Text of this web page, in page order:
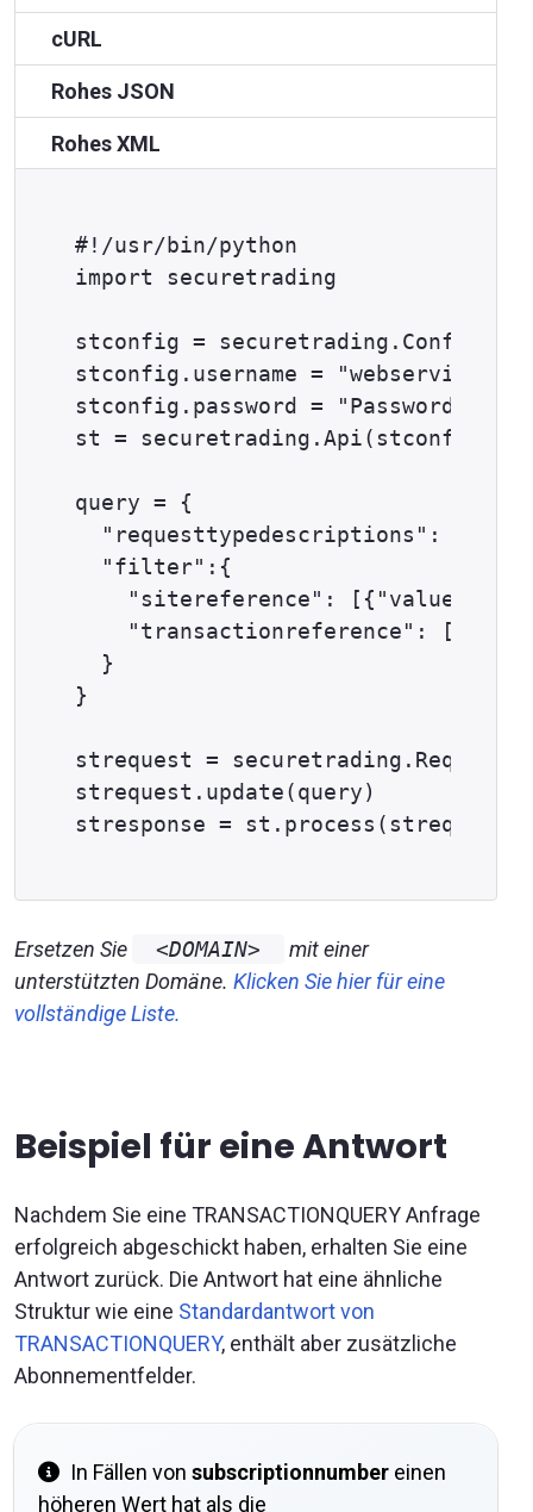
cURL
Rohes JSON
Rohes XML
#!/usr/bin/python
import securetrading
stconfig = securetrading.Config()
stconfig.username =
stconfig.password = "Password1^"
st = securetrading.Api(stconfig)
query = {
"requesttypedescriptions":
  "filter":{
"sitereference":
"transactionreference":
  }
}
strequest = securetrading.Request()
strequest.update(query)
Ersetzen Sie <DOMAIN>
mit einer
unterstützten Domäne. Klicken Sie hier für eine
vollständige Liste.
Beispiel für eine Antwort
Nachdem Sie eine TRANSACTIONQUERY Anfrage
erfolgreich abgeschickt haben, erhalten Sie eine
Antwort zurück. Die Antwort hat eine ähnliche
Struktur wie eine Standardantwort von
TRANSACTIONQUERY, enthält aber zusätzliche
Abonnementfelder.
In Fällen von subscriptionnumber einen
höheren Wert hat als die